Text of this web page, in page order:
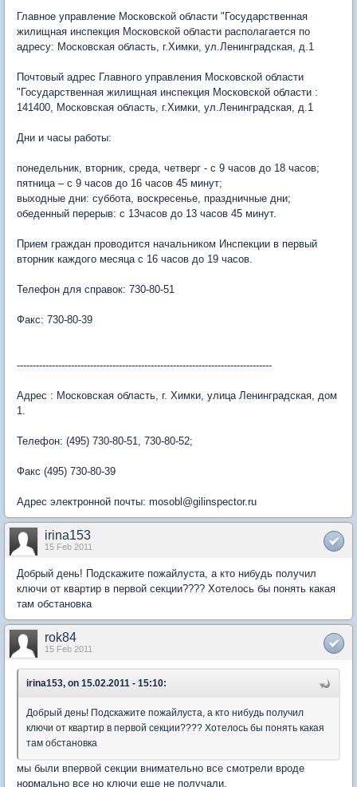
Главное управление Московской области "Государственная
жилищная инспекция Московской области располагается по
адресу: Московская область, г.Химки, ул.Ленинградская, д.1
Почтовый адрес Главного управления Московской области
"Государственная жилищная инспекция Московской области :
141400, Московская область, г.Химки, ул.Ленинградская, д.1
Дни и часы работы:
понедельник, вторник, среда, четверг - с 9 часов до 18 часов;
пятница – с 9 часов до 16 часов 45 минут;
выходные дни: суббота, воскресенье, праздничные дни;
обеденный перерыв: с 13часов до 13 часов 45 минут.
Прием граждан проводится начальником Инспекции в первый
вторник каждого месяца с 16 часов до 19 часов.
Телефон для справок: 730-80-51
Факс: 730-80-39
--------------------------------------------------------------------------------
Адрес : Московская область, г. Химки, улица Ленинградская, дом
1.
Телефон: (495) 730-80-51, 730-80-52;
Факс (495) 730-80-39
Адрес электронной почты: mosobl@gilinspector.ru
irina153
15 Feb 2011
Добрый день! Подскажите пожайлуста, а кто нибудь получил
ключи от квартир в первой секции???? Хотелось бы понять какая
там обстановка
rok84
15 Feb 2011
irina153, on 15.02.2011 - 15:10:
Добрый день! Подскажите пожайлуста, а кто нибудь получил
ключи от квартир в первой секции???? Хотелось бы понять какая
там обстановка
мы были впервой секции внимательно все смотрели вроде
нормально все но ключи еще не получали.